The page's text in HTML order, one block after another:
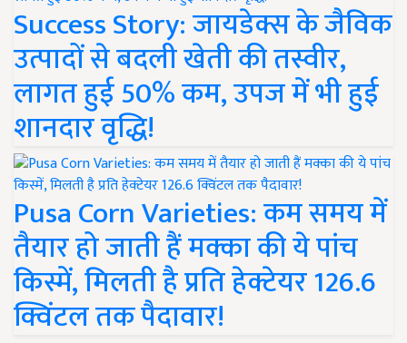
Success Story: जायडेक्स के जैविक
उत्पादों से बदली खेती की तस्वीर,
लागत हुई 50% कम, उपज में भी हुई
शानदार वृद्धि!
Pusa Corn Varieties: कम समय में
तैयार हो जाती हैं मक्का की ये पांच
किस्में, मिलती है प्रति हेक्टेयर 126.6
क्विंटल तक पैदावार!